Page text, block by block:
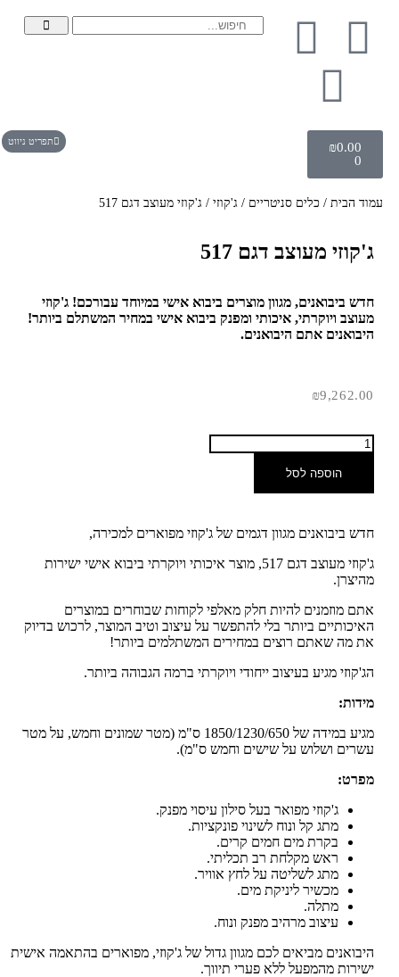
₪0.00
תפריט ניווט
עמוד הבית/ כלים סניטריים/ ג'קוזי/ ג'קוזי מעוצב דגם 517
ג'קוזי מעוצב דגם 517
חדש ביבואנים, מגוון מוצרים ביבוא אישי במיוחד עבורכם! ג'קוזי
מעוצב ויוקרתי, איכותי ומפנק ביבוא אישי במחיר המשתלם ביותר!
היבואנים אתם היבואנים.
₪9,262.00
הוספה לסל
חדש ביבואנים מגוון דגמים של ג'קוזי מפוארים למכירה,
ג'קוזי מעוצב דגם 517, מוצר איכותי ויוקרתי ביבוא אישי ישירות
מהיצרן.
אתם מוזמנים להיות חלק מאלפי לקוחות שבוחרים במוצרים
האיכותיים ביותר בלי להתפשר על עיצוב וטיב המוצר, לרכוש בדיוק
את מה שאתם רוצים במחירים המשתלמים ביותר!
הג'קוזי מגיע בעיצוב ייחודי ויוקרתי ברמה הגבוהה ביותר.
מידות:
מגיע במידה של 1850/1230/650 ס"מ (מטר שמונים וחמש, על מטר
עשרים ושלוש על שישים וחמש ס"מ).
מפרט:
ג'קוזי מפואר בעל סילון עיסוי מפנק.
מתג קל ונוח לשינוי פונקציות.
בקרת מים חמים קרים.
ראש מקלחת רב תכליתי.
מתג לשליטה על לחץ אוויר.
מכשיר ליניקת מים.
מתלה.
עיצוב מרהיב מפנק ונוח.
היבואנים מביאים לכם מגוון גדול של ג'קוזי, מפוארים בהתאמה אישית
ישירות מהמפעל ללא פערי תיווך.